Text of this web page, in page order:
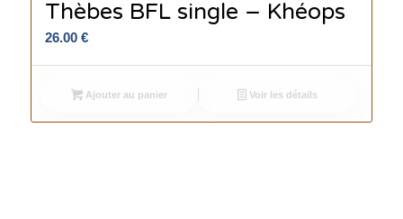
Thèbes BFL single – Khéops
26.00 €
Ajouter au panier Voir les détails